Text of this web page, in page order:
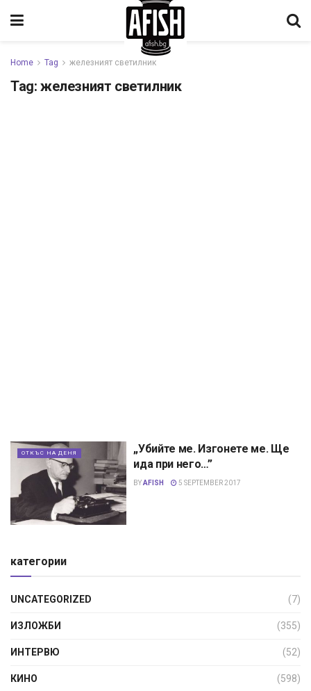
Home Tag железният светилник
Tag: железният светилник
ОТКЪС НА ДЕНЯ
„Убийте ме. Изгонете ме. Ще
ида при него…”
BYAFISH 5 SEPTEMBER 2017
категории
UNCATEGORIZED (7)
ИЗЛОЖБИ (355)
ИНТЕРВЮ (52)
КИНО (598)